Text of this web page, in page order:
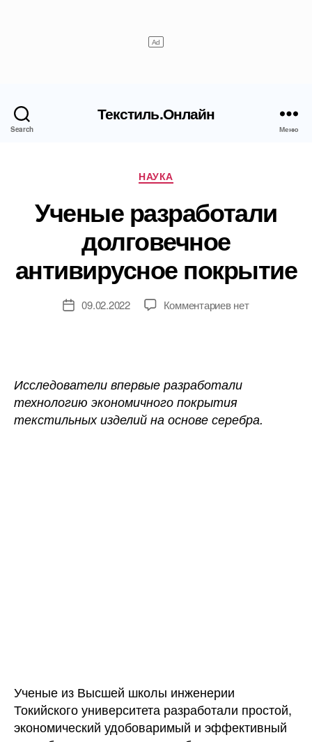
Search
Текстиль.Онлайн
Меню
Рубрики
НАУКА
Ученые разработали
долговечное
антивирусное покрытие
Дата09.02.2022 Комментариевк
антивирусное
нет
Исследователи впервые разработали
технологию экономичного покрытия
текстильных изделий на основе серебра.
Ученые из Высшей школы инженерии
Токийского университета разработали простой,
экономический удобоваримый и эффективный